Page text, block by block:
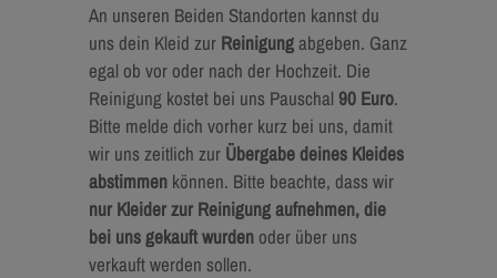
An unseren Beiden Standorten kannst du
uns dein Kleid zur Reinigungabgeben. Ganz
egal ob vor oder nach der Hochzeit. Die
Reinigung kostet bei uns Pauschal 90 Euro.
Bitte melde dich vorher kurz bei uns, damit
wir uns zeitlich zur Übergabe deines Kleides
abstimmen können. Bitte beachte, dass wir
nur Kleider zur Reinigung aufnehmen, die
bei uns gekauft wurden oder über uns
verkauft werden sollen.